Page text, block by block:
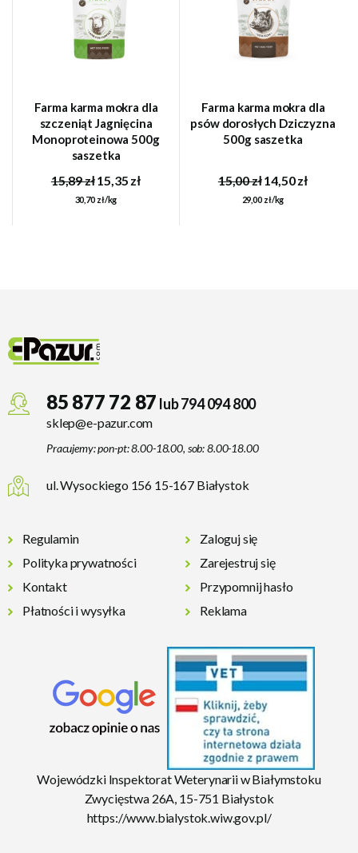
Farma karma mokra dla
szczeniąt Jagnięcina
Monoproteinowa 500g
saszetka
15,89 zł15,35 zł
30,70 zł/kg
Farma karma mokra dla
psów dorosłych Dziczyzna
500g saszetka
15,00 zł14,50 zł
29,00 zł/kg
85 877 72 87 lub 794 094 800
sklep@e-pazur.com
Pracujemy: pon-pt: 8.00-18.00, sob: 8.00-18.00
ul. Wysockiego 156 15-167 Białystok
Regulamin
Polityka prywatności
Kontakt
Płatności i wysyłka
Zaloguj się
Zarejestruj się
Przypomnij hasło
Reklama
Wojewódzki Inspektorat Weterynarii w Białymstoku
Zwycięstwa 26A, 15-751 Białystok
https://www.bialystok.wiw.gov.pl/